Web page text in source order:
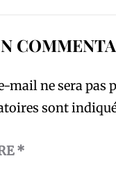
mail ne sera pas
sont
*